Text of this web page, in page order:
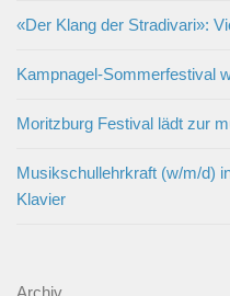
«Der Klang der Stradivari»:
Kampnagel-Sommerfestival
Moritzburg Festival lädt zur
Musikschullehrkraft (w/m/d)
Klavier
Archiv